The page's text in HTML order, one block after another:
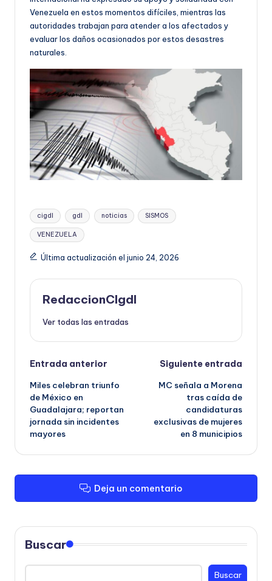
Venezuela en estos momentos difíciles, mientras las
autoridades trabajan para atender a los afectados y
evaluar los daños ocasionados por estos desastres
naturales.
Etiquetas:
cigdl gdl noticias SISMOS
VENEZUELA
Última actualización el junio 24, 2026
RedaccionCIgdl
Ver todas las entradas
Navegación
de
entradas
Entrada anterior
Miles celebran triunfo
de México en
Guadalajara; reportan
jornada sin incidentes
mayores
Siguiente entrada
MC señala a Morena
tras caída de
candidaturas
exclusivas de mujeres
en 8 municipios
Deja un comentario
Buscar
Buscar